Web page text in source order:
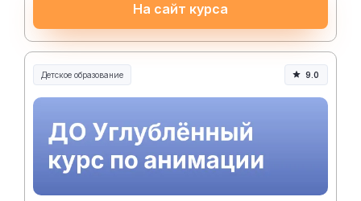
На сайт курса
Детское образование 9.0